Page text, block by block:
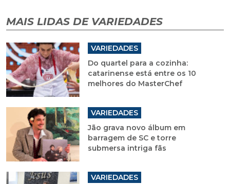
MAIS LIDAS DE VARIEDADES
VARIEDADES
Do quartel para a cozinha:
catarinense está entre os 10
melhores do MasterChef
VARIEDADES
Jão grava novo álbum em
barragem de SC e torre
submersa intriga fãs
VARIEDADES